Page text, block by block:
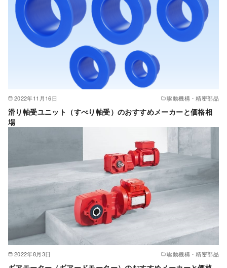
2022年11月16日 駆動機構・精密部品
滑り軸受ユニット（すべり軸受）のおすすめメーカーと価格相
場
2022年8月3日 駆動機構・精密部品